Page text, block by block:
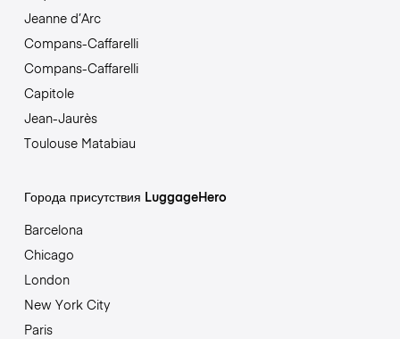
Jeanne d’Arc
Compans-Caffarelli
Compans-Caffarelli
Capitole
Jean-Jaurès
Toulouse Matabiau
Города присутствия LuggageHero
Barcelona
Chicago
London
New York City
Paris